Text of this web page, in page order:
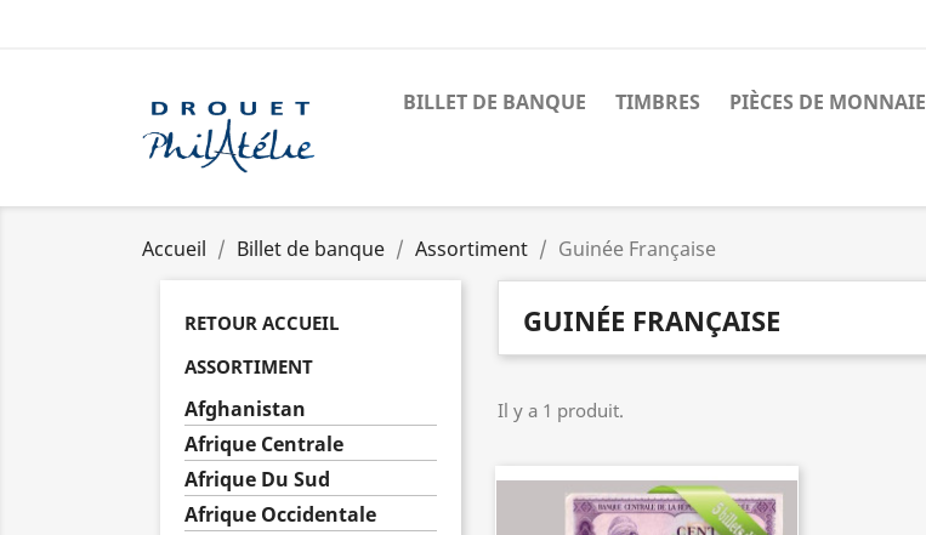
BILLET DE BANQUE TIMBRES PIÈCES DE MONNAIE
Accueil Billet de banque Assortiment Guinée Française
RETOUR ACCUEIL
ASSORTIMENT
Afghanistan
Afrique Centrale
Afrique Du Sud
Afrique Occidentale
GUINÉE FRANÇAISE
Il y a 1 produit.